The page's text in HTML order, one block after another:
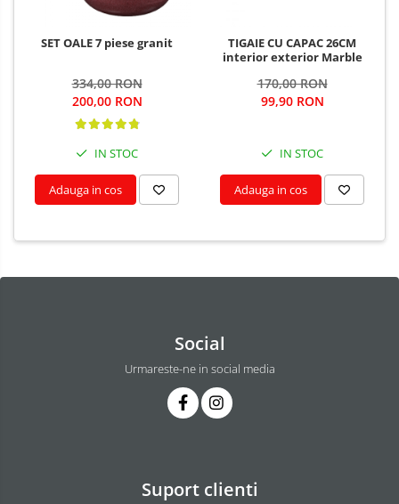
SET OALE 7 piese granit
334,00 RON
200,00 RON
IN STOC
Adauga in cos
TIGAIE CU CAPAC 26CM
interior exterior Marble
170,00 RON
99,90 RON
IN STOC
Adauga in cos
Social
Urmareste-ne in social media
Suport clienti